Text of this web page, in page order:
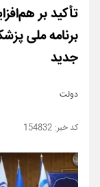
تأکید بر
جدید
دولت
154832